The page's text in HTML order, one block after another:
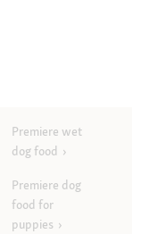
Premiere wet
dog food
Premiere dog
food for
puppies